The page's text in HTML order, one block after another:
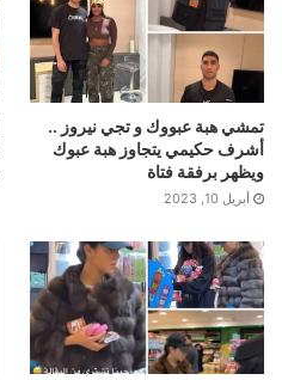
تمشي هبة عبووك و تجي نيروز ..
أشرف حكيمي يتجاوز هبة عبوك
ويظهر برفقة فتاة
أبريل 10, 2023